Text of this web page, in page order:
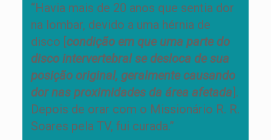
“Havia mais de 20 anos que sentia dor
na lombar, devido a uma hérnia de
disco [condição em que uma parte do
disco intervertebral se desloca de sua
posição original, geralmente causando
dor nas proximidades da área afetada].
Depois de orar com o Missionário R. R.
Soares pela TV, fui curada.”